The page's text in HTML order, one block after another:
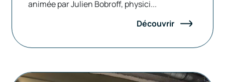
animée par Julien Bobroff, physici...
Découvrir